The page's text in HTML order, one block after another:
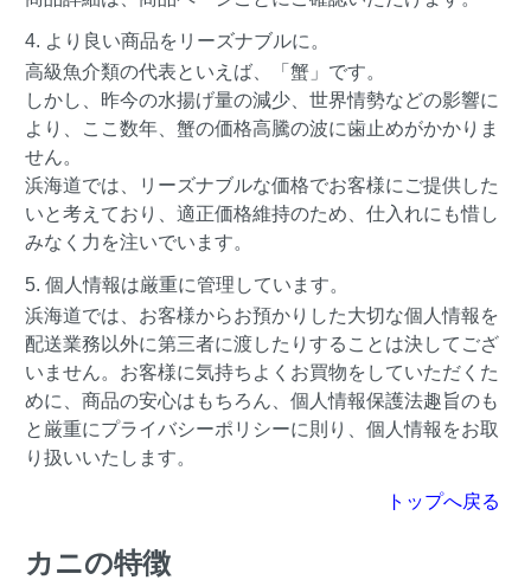
4. より良い商品をリーズナブルに。
高級魚介類の代表といえば、「蟹」です。
しかし、昨今の水揚げ量の減少、世界情勢などの影響に
より、ここ数年、蟹の価格高騰の波に歯止めがかかりま
せん。
浜海道では、リーズナブルな価格でお客様にご提供した
いと考えており、適正価格維持のため、仕入れにも惜し
みなく力を注いでいます。
5. 個人情報は厳重に管理しています。
浜海道では、お客様からお預かりした大切な個人情報を
配送業務以外に第三者に渡したりすることは決してござ
いません。お客様に気持ちよくお買物をしていただくた
めに、商品の安心はもちろん、個人情報保護法趣旨のも
と厳重にプライバシーポリシーに則り、個人情報をお取
り扱いいたします。
トップへ戻る
カニの特徴